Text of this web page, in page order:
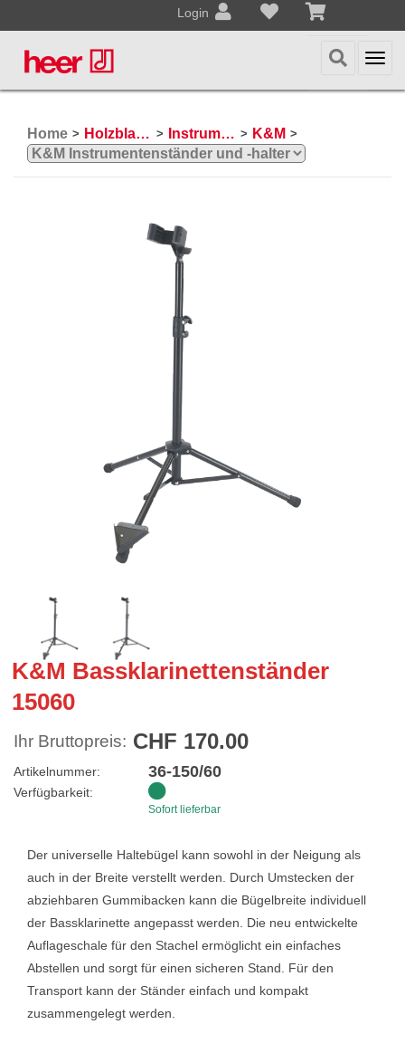
Login
Home > Holzblasinstrumente > Instrumentenständer- und halter > K&M >
K&M Bassklarinettenständer
15060
Ihr Bruttopreis: CHF 170.00
Artikelnummer: 36-150/60
Verfügbarkeit:
Sofort lieferbar
Der universelle Haltebügel kann sowohl in der Neigung als
auch in der Breite verstellt werden. Durch Umstecken der
abziehbaren Gummibacken kann die Bügelbreite individuell
der Bassklarinette angepasst werden. Die neu entwickelte
Auflageschale für den Stachel ermöglicht ein einfaches
Abstellen und sorgt für einen sicheren Stand. Für den
Transport kann der Ständer einfach und kompakt
zusammengelegt werden.